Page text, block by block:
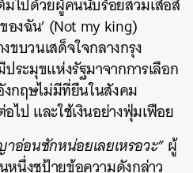
องฉัน’ (Not my king)
ขบวนเสด็จใจกลางกรุง
ระมุขแห่งรัฐมาจากการเลือก
งกฤษไม่มีที่ยืนในสังคม
ไป และใช้เงินอย่างฟุ่มเฟือย
อนซักหน่อยเลยเหรอวะ”ผู้
นึ่งชูป้ายข้อความดังกล่าว